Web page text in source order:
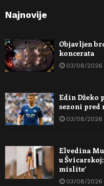
Najnovije
Objavljen
koncerata
03/08/2026
Edin Džeko
sezoni pred
03/08/2026
Elvedina
u
mislite’
03/08/2026